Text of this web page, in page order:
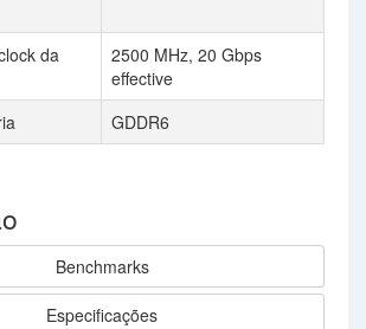
da
2500 MHz, 20 Gbps
effective
GDDR6
Benchmarks
Especificações